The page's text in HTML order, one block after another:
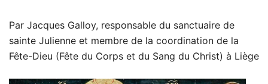
Par Jacques Galloy, responsable du sanctuaire de
sainte Julienne et membre de la coordination de la
Fête-Dieu (Fête du Corps et du Sang du Christ) à Liège